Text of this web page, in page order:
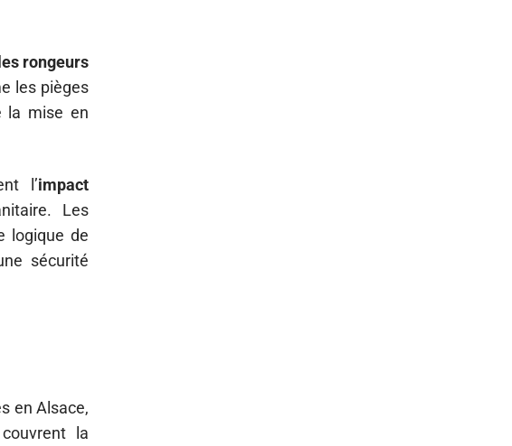
rongeurs
les pièges
la mise en
l’impact
Les
logique de
sécurité
en Alsace,
la